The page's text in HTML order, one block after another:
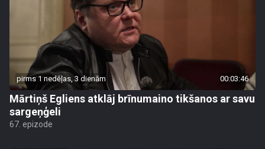
pirms 1 nedēļas, 3 dienām 00:03:46
Mārtiņš Egliens atklāj brīnumaino tikšanos ar savu
sargeņģeli
67. epizode